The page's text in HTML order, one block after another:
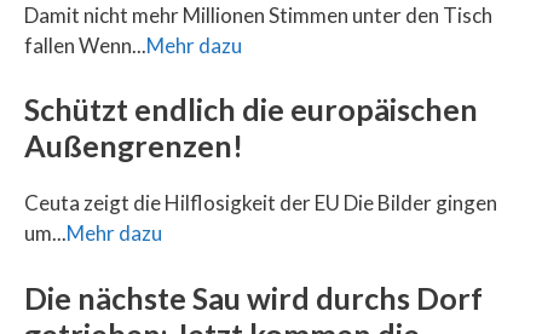
Damit nicht mehr Millionen Stimmen unter den Tisch
fallen Wenn...Mehr dazu
Schützt endlich die europäischen
Außengrenzen!
Ceuta zeigt die Hilflosigkeit der EU Die Bilder gingen
um...Mehr dazu
Die nächste Sau wird durchs Dorf